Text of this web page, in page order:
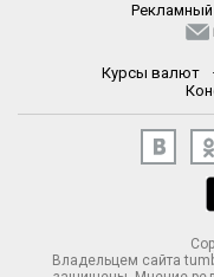
Курсы валют ·
Владельцем сайта